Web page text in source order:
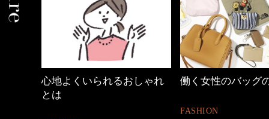
働く女性のバッグの中身 40代の小顔メイク
BEAUTY